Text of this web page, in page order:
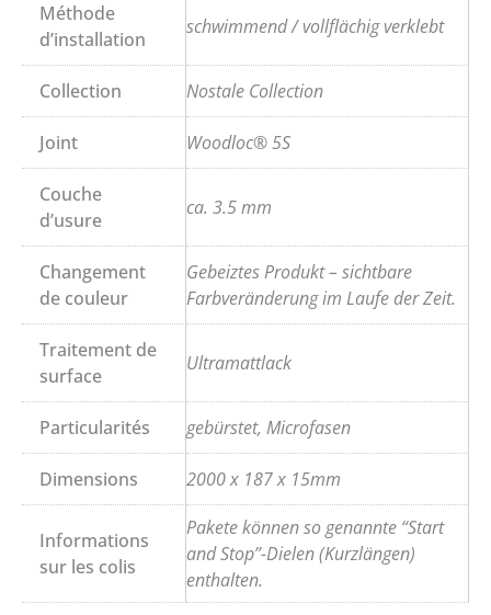
Méthode
d’installation
schwimmend / vollflächig verklebt
Collection Nostale Collection
Joint Woodloc® 5S
Couche
d’usure
ca. 3.5 mm
Changement
de couleur
Gebeiztes Produkt – sichtbare
Farbveränderung im Laufe der Zeit.
Traitement de
surface
Ultramattlack
Particularités gebürstet, Microfasen
Dimensions 2000 x 187 x 15mm
Informations
sur les colis
Pakete können so genannte “Start
and Stop”-Dielen (Kurzlängen)
enthalten.